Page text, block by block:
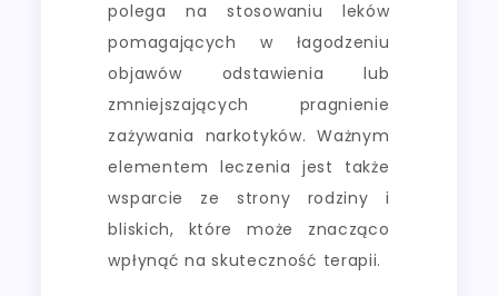
polega na stosowaniu leków
pomagających w łagodzeniu
objawów odstawienia lub
zmniejszających pragnienie
zażywania narkotyków. Ważnym
elementem leczenia jest także
wsparcie ze strony rodziny i
bliskich, które może znacząco
wpłynąć na skuteczność terapii.